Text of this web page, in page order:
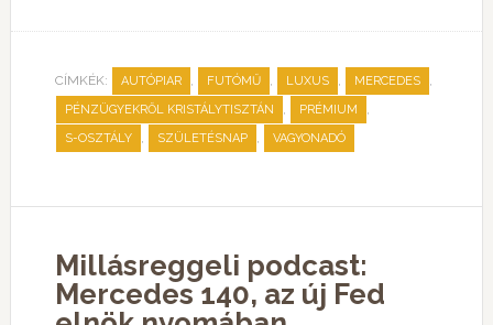
CÍMKÉK: AUTÓPIAR , FUTÓMŰ , LUXUS , MERCEDES ,
PÉNZÜGYEKRŐL KRISTÁLYTISZTÁN , PRÉMIUM ,
S-OSZTÁLY , SZÜLETÉSNAP , VAGYONADÓ
Millásreggeli podcast:
Mercedes 140, az új Fed